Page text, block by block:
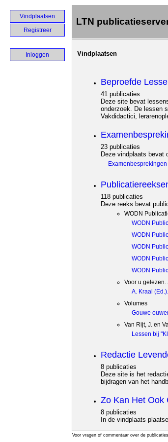
Vindplaatsen
Registreer
Inloggen
LTN
Vindplaatsen
Beproefde
41 publicaties
Deze site bevat
onderzoek. De lessen
Vakdidactici,
23 publicaties
Deze vindplaats bevat
118 publicaties
Deze reeks bevat
WODN
WODN
WODN
WODN
WODN
WODN
Voor u
A. Kraal
Volumes
Gouwe
Van Rijt, J. en
Lessen bij
Redactie
8 publicaties
Deze site is het
bijdragen van het
Zo Kan Het Ook
8 publicaties
In de vindplaats
Voor vragen of commentaar over de